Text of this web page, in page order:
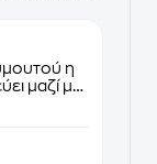
η
μαζί με